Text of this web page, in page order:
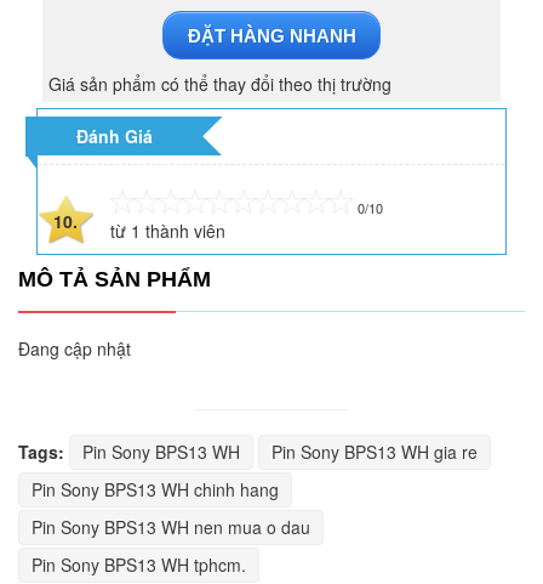
ĐẶT HÀNG NHANH
Giá sản phẩm có thể thay đổi theo thị trường
Đánh Giá
10.
0/10
từ 1 thành viên
MÔ TẢ SẢN PHẨM
Đang cập nhật
Tags: Pin Sony BPS13 WH
Pin Sony BPS13 WH gia re
Pin Sony BPS13 WH chinh hang
Pin Sony BPS13 WH nen mua o dau
Pin Sony BPS13 WH tphcm.